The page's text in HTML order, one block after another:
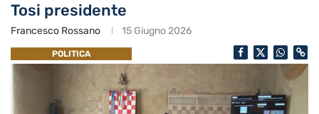
Tosi presidente
Francesco Rossano 15 Giugno 2026
POLITICA